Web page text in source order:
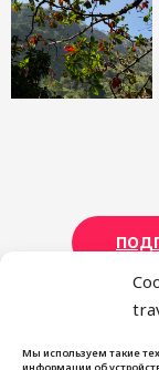
Мы используем такие